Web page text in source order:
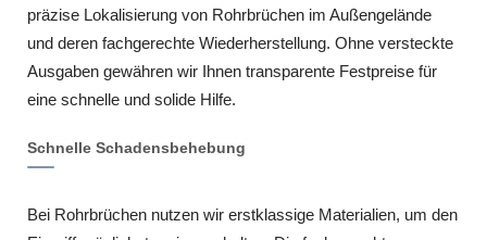
präzise Lokalisierung von Rohrbrüchen im Außengelände
und deren fachgerechte Wiederherstellung. Ohne versteckte
Ausgaben gewähren wir Ihnen transparente Festpreise für
eine schnelle und solide Hilfe.
Schnelle Schadensbehebung
Bei Rohrbrüchen nutzen wir erstklassige Materialien, um den